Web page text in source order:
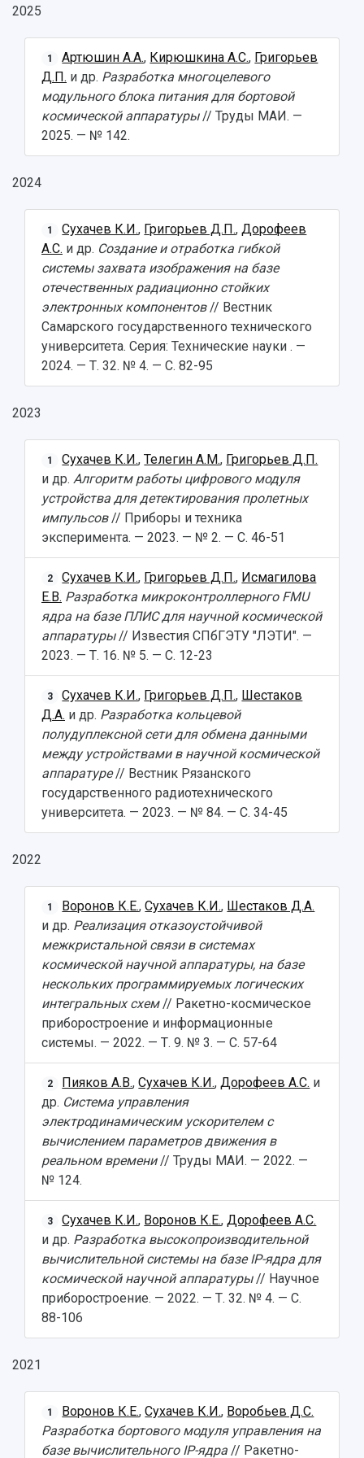
Институт искусственного интеллекта
Архив
Фирменный стиль
Устойчивое развитие
3D-тур по университету
Музеи
Учебный аэродром
Центр истории авиационных двигателей
Ботанический сад
Умный дом бабочек
Международный межвузовский кампус
Сведения об образовательной организации
Официальные документы
Скидки на обучение
Подготовительные курсы
Библиотека
Видеолекции
Противодействие COVID-19
деятельности
Научно-технические разработки
Конкурсы научных проектов и грантов
Областной конкурс "Молодой учёный"
Отчеты о научно-исследовательской
деятельности
Журналы Самарского университета
Научные конференции
Патенты
Отчеты о проведенных конференциях
2025
1 Артюшин А.А., Кирюшкина А.С., Григорьев
Д.П. и др. Разработка многоцелевого
модульного блока питания для бортовой
космической аппаратуры// Труды МАИ. —
2025. — № 142.
2024
1 Сухачев К.И., Григорьев Д.П.,Дорофеев
А.С. и др. Создание и отработка гибкой
системы захвата изображения на базе
отечественных радиационно стойких
электронных компонентов// Вестник
Самарского государственного технического
университета. Серия: Технические науки . —
2024. — Т. 32. № 4. — С. 82-95
2023
1 Сухачев К.И.,Телегин А.М., Григорьев Д.П.
и др. Алгоритм работы цифрового модуля
устройства для детектирования пролетных
импульсов// Приборы и техника
эксперимента. — 2023. — № 2. — С. 46-51
2 Сухачев К.И., Григорьев Д.П., Исмагилова
Е.В. Разработка микроконтроллерного FMU
ядра на базе ПЛИС для научной космической
аппаратуры// Известия СПбГЭТУ "ЛЭТИ". —
2023. — Т. 16. № 5. — С. 12-23
3 Сухачев К.И., Григорьев Д.П., Шестаков
Д.А. и др. Разработка кольцевой
полудуплексной сети для обмена данными
между устройствами в научной космической
аппаратуре// Вестник Рязанского
государственного радиотехнического
университета. — 2023. — № 84. — С. 34-45
2022
1 Воронов К.Е.,Сухачев К.И., Шестаков Д.А.
и др. Реализация отказоустойчивой
межкристальной связи в системах
космической научной аппаратуры, на базе
нескольких программируемых логических
интегральных схем// Ракетно-космическое
приборостроение и информационные
системы. — 2022. — Т. 9. № 3. — С. 57-64
2 Пияков А.В.,Сухачев К.И.,Дорофеев А.С. и
др. Система управления
электродинамическим ускорителем с
вычислением параметров движения в
реальном времени// Труды МАИ. — 2022. —
№ 124.
3 Сухачев К.И., Воронов К.Е.,Дорофеев А.С.
и др. Разработка высокопроизводительной
вычислительной системы на базе IP-ядра для
космической научной аппаратуры// Научное
приборостроение. — 2022. — Т. 32. № 4. — С.
88-106
2021
1 Воронов К.Е.,Сухачев К.И., Воробьев Д.С.
Разработка бортового модуля управления на
базе вычислительного IP-ядра // Ракетно-